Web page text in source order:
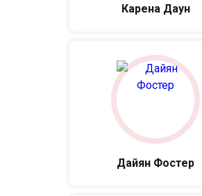
Карена Даун
Дайян Фостер